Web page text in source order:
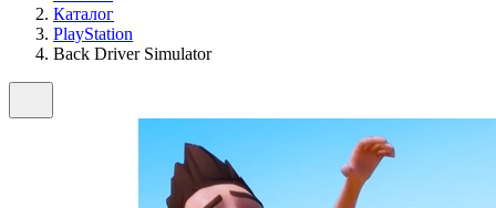
Каталог
PlayStation
Back Driver Simulator